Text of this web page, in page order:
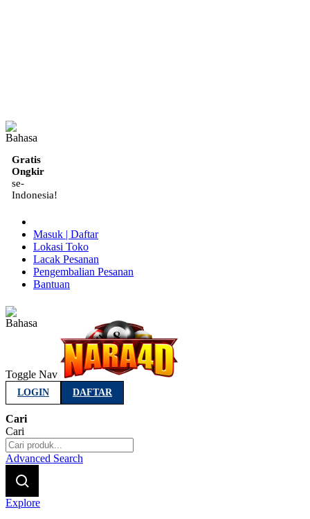
Gratis
Ongkir
se-
Indonesia!
Masuk | Daftar
Lokasi Toko
Lacak Pesanan
Pengembalian Pesanan
Bantuan
Toggle Nav
LOGIN DAFTAR
Cari
Cari
Advanced Search
Explore